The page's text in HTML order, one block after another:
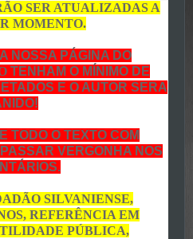
SER ATUALIZADAS A
MOMENTO.
NOSSA PÁGINA DO
TENHAM O MÍNIMO DE
E O AUTOR SERA
TODO O TEXTO COM
VERGONHA NOS
SILVANIENSE,
REFERÊNCIA EM
PÚBLICA,